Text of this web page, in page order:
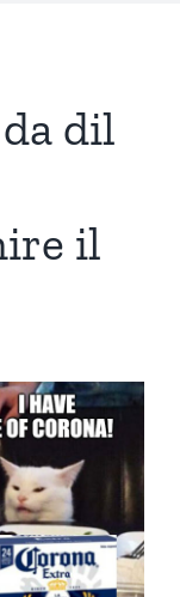
dil
il